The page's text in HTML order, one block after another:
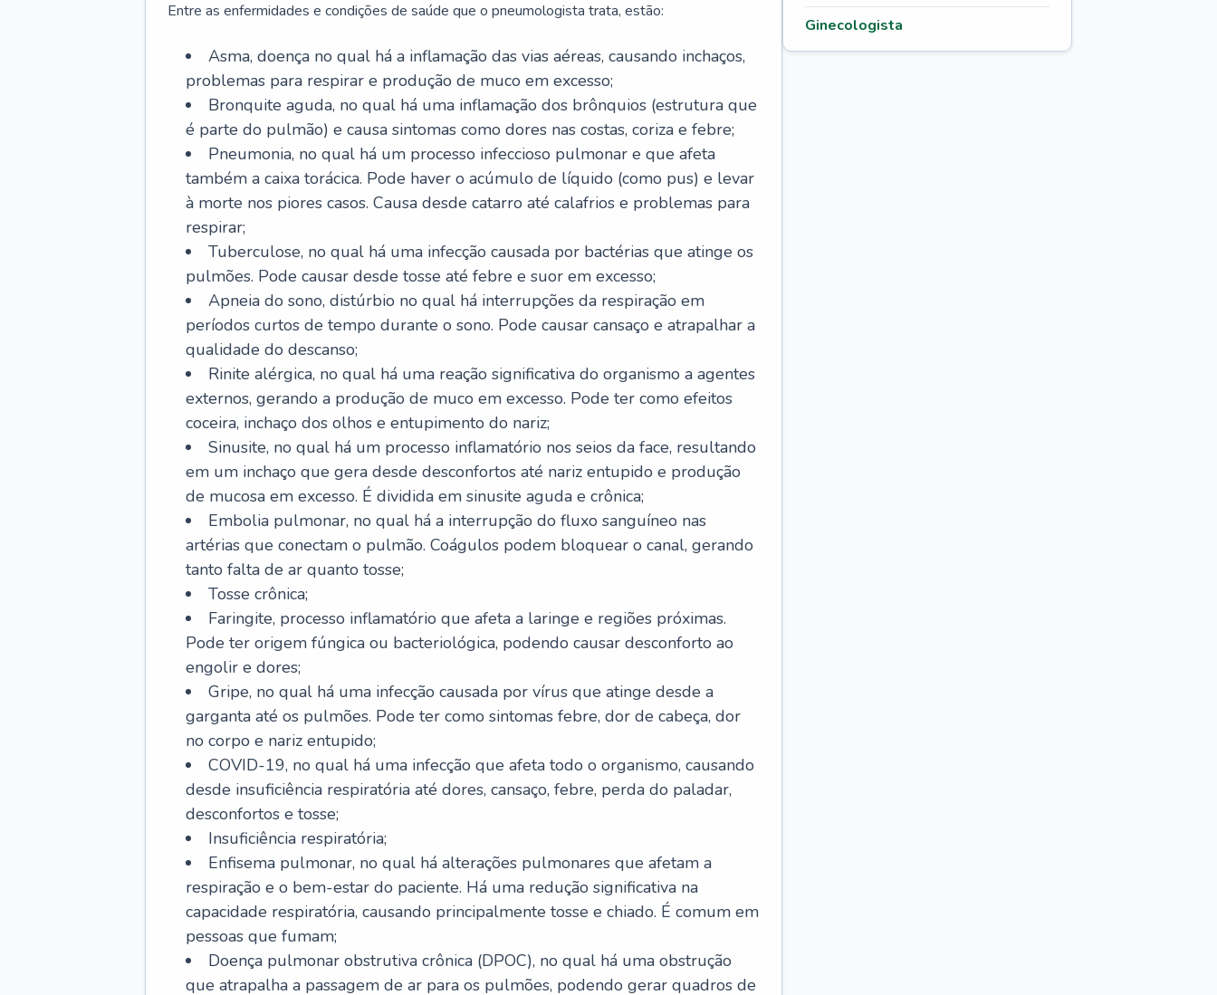
Entre as enfermidades e condições de saúde que o pneumologista trata, estão:
Asma, doença no qual há a inflamação das vias aéreas, causando inchaços,
problemas para respirar e produção de muco em excesso;
Bronquite aguda, no qual há uma inflamação dos brônquios (estrutura que
é parte do pulmão) e causa sintomas como dores nas costas, coriza e febre;
Pneumonia, no qual há um processo infeccioso pulmonar e que afeta
também a caixa torácica. Pode haver o acúmulo de líquido (como pus) e levar
à morte nos piores casos. Causa desde catarro até calafrios e problemas para
respirar;
Tuberculose, no qual há uma infecção causada por bactérias que atinge os
pulmões. Pode causar desde tosse até febre e suor em excesso;
Apneia do sono, distúrbio no qual há interrupções da respiração em
períodos curtos de tempo durante o sono. Pode causar cansaço e atrapalhar a
qualidade do descanso;
Rinite alérgica, no qual há uma reação significativa do organismo a agentes
externos, gerando a produção de muco em excesso. Pode ter como efeitos
coceira, inchaço dos olhos e entupimento do nariz;
Sinusite, no qual há um processo inflamatório nos seios da face, resultando
em um inchaço que gera desde desconfortos até nariz entupido e produção
de mucosa em excesso. É dividida em sinusite aguda e crônica;
Embolia pulmonar, no qual há a interrupção do fluxo sanguíneo nas
artérias que conectam o pulmão. Coágulos podem bloquear o canal, gerando
tanto falta de ar quanto tosse;
Tosse crônica;
Faringite, processo inflamatório que afeta a laringe e regiões próximas.
Pode ter origem fúngica ou bacteriológica, podendo causar desconforto ao
engolir e dores;
Gripe, no qual há uma infecção causada por vírus que atinge desde a
garganta até os pulmões. Pode ter como sintomas febre, dor de cabeça, dor
no corpo e nariz entupido;
COVID-19, no qual há uma infecção que afeta todo o organismo, causando
desde insuficiência respiratória até dores, cansaço, febre, perda do paladar,
desconfortos e tosse;
Insuficiência respiratória;
Enfisema pulmonar, no qual há alterações pulmonares que afetam a
respiração e o bem-estar do paciente. Há uma redução significativa na
capacidade respiratória, causando principalmente tosse e chiado. É comum em
pessoas que fumam;
Doença pulmonar obstrutiva crônica (DPOC), no qual há uma obstrução
que atrapalha a passagem de ar para os pulmões, podendo gerar quadros de
Ginecologista